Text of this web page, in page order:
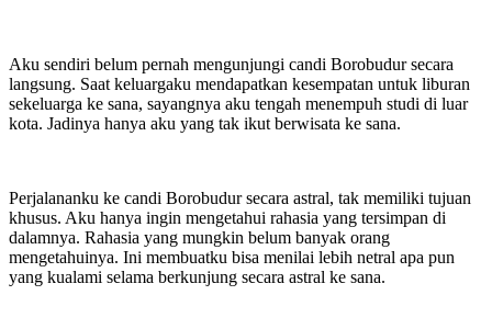
Aku sendiri belum pernah mengunjungi candi Borobudur secara
langsung. Saat keluargaku mendapatkan kesempatan untuk liburan
sekeluarga ke sana, sayangnya aku tengah menempuh studi di luar
kota. Jadinya hanya aku yang tak ikut berwisata ke sana.
Perjalananku ke candi Borobudur secara astral, tak memiliki tujuan
khusus. Aku hanya ingin mengetahui rahasia yang tersimpan di
dalamnya. Rahasia yang mungkin belum banyak orang
mengetahuinya. Ini membuatku bisa menilai lebih netral apa pun
yang kualami selama berkunjung secara astral ke sana.